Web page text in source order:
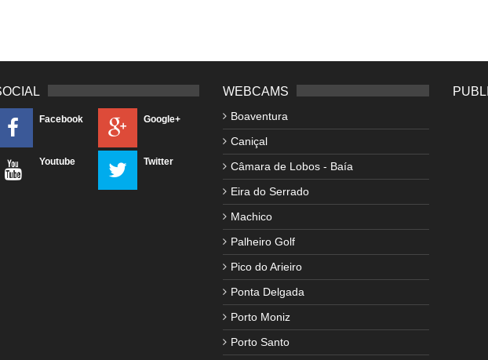
Facebook Google+
Youtube Twitter
WEBCAMS
Boaventura
Caniçal
Câmara de Lobos - Baía
Eira do Serrado
Machico
Palheiro Golf
Pico do Arieiro
Ponta Delgada
Porto Moniz
Porto Santo